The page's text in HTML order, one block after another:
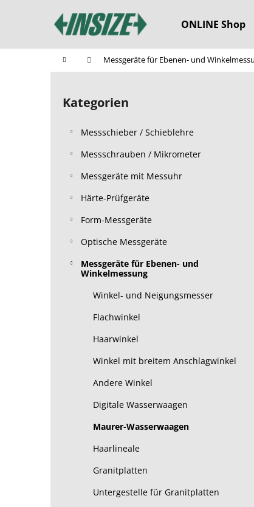
ONLINE Shop
StartseiteMessgeräte für Ebenen- und
S
Kategorien
überspringen
Kategorien
Messschieber / Schieblehre
Messschrauben / Mikrometer
Messgeräte mit Messuhr
Härte-Prüfgeräte
Form-Messgeräte
Optische Messgeräte
Messgeräte für Ebenen- und
Winkelmessung
Winkel- und Neigungsmesser
Flachwinkel
Haarwinkel
Winkel mit breitem Anschlagwinkel
Andere Winkel
Digitale Wasserwaagen
Maurer-Wasserwaagen
Haarlineale
Granitplatten
Untergestelle für Granitplatten
e
Zurück
zum
Zurück
zum